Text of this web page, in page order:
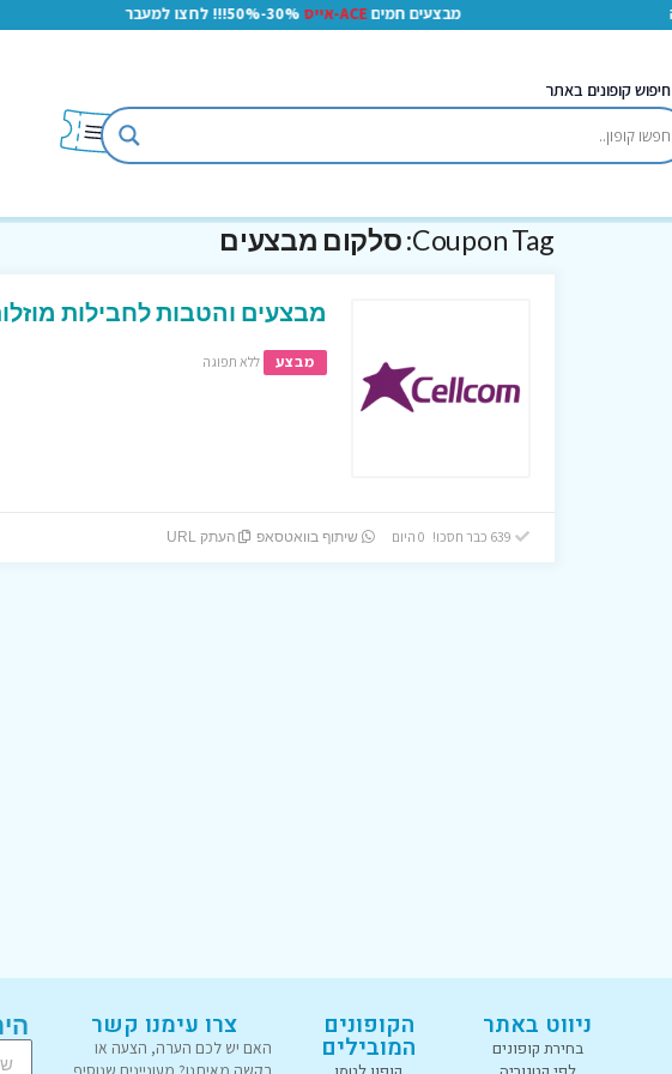
מבצעים חמיםACE-אייס 30%-50%!!! לחצו למעבר
חיפוש קופונים באתר
Coupon Tag: סלקום מבצעים
מבצעים והטבות לחבילות
מבצע ללא תפוגה
שיתוף בוואטסאפ העתק URL
ניווט באתר
בחירת קופונים
הקופונים
המובילים
צרו עימנו קשר
האם יש לכם הערה, הצעה או